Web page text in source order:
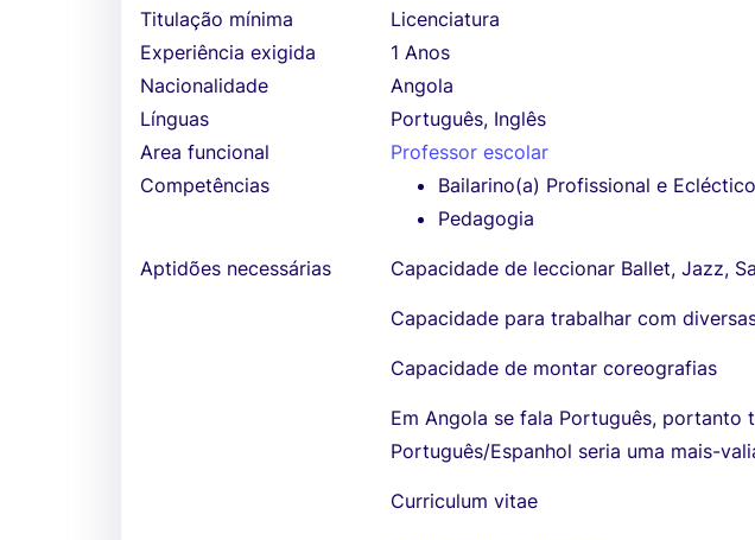
Titulação mínima
Licenciatura
Experiência exigida
1 Anos
Nacionalidade
Angola
Línguas
Português, Inglês
Area funcional
Professor escolar
Competências
Bailarino(a) Profissional e
Pedagogia
Aptidões necessárias Capacidade de leccionar Ballet, Jazz,
Capacidade para trabalhar com
Capacidade de montar coreografias
Em Angola se fala Português, portanto
Português/Espanhol seria uma mais-
Curriculum vitae